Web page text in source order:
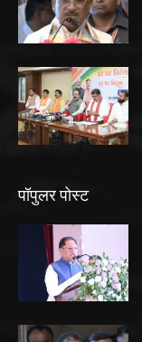
पॉपुलर पोस्ट